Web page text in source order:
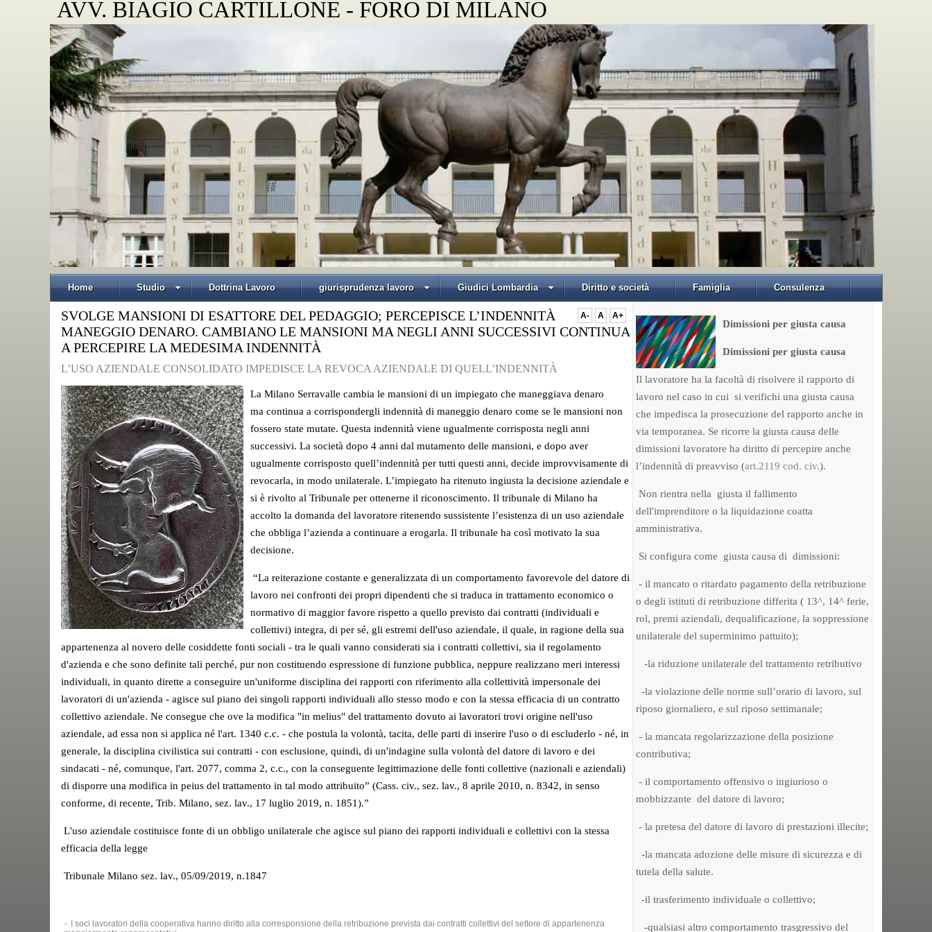
AVV. BIAGIO CARTILLONE - FORO DI MILANO
Home Studio Dottrina Lavoro giurisprudenza lavoro Giudici Lombardia Diritto e società Famiglia Consulenza
A- A A+
SVOLGE MANSIONI DI ESATTORE DEL PEDAGGIO; PERCEPISCE L’INDENNITÀ
MANEGGIO DENARO. CAMBIANO LE MANSIONI MA NEGLI ANNI SUCCESSIVI CONTINUA
A PERCEPIRE LA MEDESIMA INDENNITÀ
L’USO AZIENDALE CONSOLIDATO IMPEDISCE LA REVOCA AZIENDALE DI QUELL’INDENNITÀ
La Milano Serravalle cambia le mansioni di un impiegato che maneggiava denaro
ma continua a corrispondergli indennità di maneggio denaro come se le mansioni non
fossero state mutate. Questa indennità viene ugualmente corrisposta negli anni
successivi. La società dopo 4 anni dal mutamento delle mansioni, e dopo aver
ugualmente corrisposto quell’indennità per tutti questi anni, decide improvvisamente di
revocarla, in modo unilaterale. L’impiegato ha ritenuto ingiusta la decisione aziendale e
si è rivolto al Tribunale per ottenerne il riconoscimento. Il tribunale di Milano ha
accolto la domanda del lavoratore ritenendo sussistente l’esistenza di un uso aziendale
che obbliga l’azienda a continuare a erogarla. Il tribunale ha così motivato la sua
decisione.
“La reiterazione costante e generalizzata di un comportamento favorevole del datore di
lavoro nei confronti dei propri dipendenti che si traduca in trattamento economico o
normativo di maggior favore rispetto a quello previsto dai contratti (individuali e
collettivi) integra, di per sé, gli estremi dell'uso aziendale, il quale, in ragione della sua
appartenenza al novero delle cosiddette fonti sociali - tra le quali vanno considerati sia i contratti collettivi, sia il regolamento
d'azienda e che sono definite tali perché, pur non costituendo espressione di funzione pubblica, neppure realizzano meri interessi
individuali, in quanto dirette a conseguire un'uniforme disciplina dei rapporti con riferimento alla collettività impersonale dei
lavoratori di un'azienda - agisce sul piano dei singoli rapporti individuali allo stesso modo e con la stessa efficacia di un contratto
collettivo aziendale. Ne consegue che ove la modifica "in melius" del trattamento dovuto ai lavoratori trovi origine nell'uso
aziendale, ad essa non si applica né l'art. 1340 c.c. - che postula la volontà, tacita, delle parti di inserire l'uso o di escluderlo - né, in
generale, la disciplina civilistica sui contratti - con esclusione, quindi, di un'indagine sulla volontà del datore di lavoro e dei
sindacati - né, comunque, l'art. 2077, comma 2, c.c., con la conseguente legittimazione delle fonti collettive (nazionali e aziendali)
di disporre una modifica in peius del trattamento in tal modo attribuito” (Cass. civ., sez. lav., 8 aprile 2010, n. 8342, in senso
conforme, di recente, Trib. Milano, sez. lav., 17 luglio 2019, n. 1851).”
L'uso aziendale costituisce fonte di un obbligo unilaterale che agisce sul piano dei rapporti individuali e collettivi con la stessa
efficacia della legge
Tribunale Milano sez. lav., 05/09/2019, n.1847
«
I soci lavoratori della cooperativa hanno diritto alla corresponsione della retribuzione prevista dai contratti collettivi del settore di appartenenza
Dimissioni per giusta causa
Dimissioni per giusta causa
Il lavoratore ha la facoltà di risolvere il rapporto di
lavoro nel caso in cui si verifichi una giusta causa
che impedisca la prosecuzione del rapporto anche in
via temporanea. Se ricorre la giusta causa delle
dimissioni lavoratore ha diritto di percepire anche
l’indennità di preavviso (art.2119 cod. civ.).
Non rientra nella giusta il fallimento
dell'imprenditore o la liquidazione coatta
amministrativa.
Si configura come giusta causa di dimissioni:
- il mancato o ritardato pagamento della retribuzione
o degli istituti di retribuzione differita ( 13^, 14^ ferie,
rol, premi aziendali, dequalificazione, la soppressione
unilaterale del superminimo pattuito);
-la riduzione unilaterale del trattamento retributivo
-la violazione delle norme sull’orario di lavoro, sul
riposo giornaliero, e sul riposo settimanale;
- la mancata regolarizzazione della posizione
contributiva;
- il comportamento offensivo o ingiurioso o
mobbizzante del datore di lavoro;
- la pretesa del datore di lavoro di prestazioni illecite;
-la mancata adozione delle misure di sicurezza e di
tutela della salute.
-il trasferimento individuale o collettivo;
-qualsiasi altro comportamento trasgressivo del